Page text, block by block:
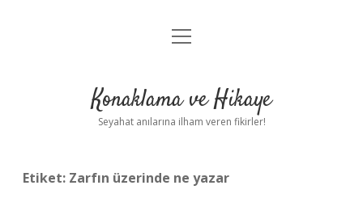
Anasayfa
Yasal Uyarı
menüyü
Konaklama ve Hikaye
Seyahat anılarına ilham veren fikirler!
Etiket: Zarfın üzerinde ne yazar